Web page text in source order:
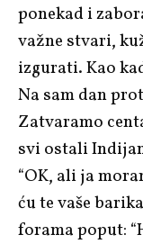
ponekad i
važne stvari,
izgurati. Kao
Na sam dan
Zatvaramo
svi ostali
“OK, ali ja
ću te vaše
forama poput: